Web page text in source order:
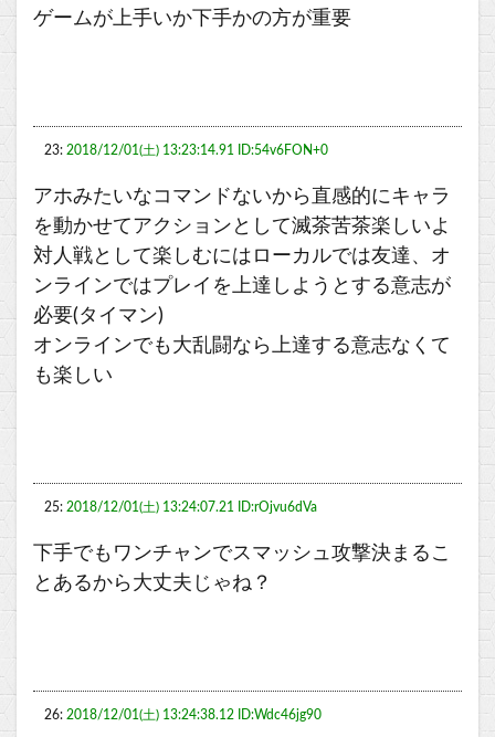
ゲームが上手いか下手かの方が重要
23: 2018/12/01(土) 13:23:14.91 ID:54v6FON+0
アホみたいなコマンドないから直感的にキャラ
を動かせてアクションとして滅茶苦茶楽しいよ
対人戦として楽しむにはローカルでは友達、オ
ンラインではプレイを上達しようとする意志が
必要(タイマン)
オンラインでも大乱闘なら上達する意志なくて
も楽しい
25: 2018/12/01(土) 13:24:07.21 ID:rOjvu6dVa
下手でもワンチャンでスマッシュ攻撃決まるこ
とあるから大丈夫じゃね？
26: 2018/12/01(土) 13:24:38.12 ID:Wdc46jg90